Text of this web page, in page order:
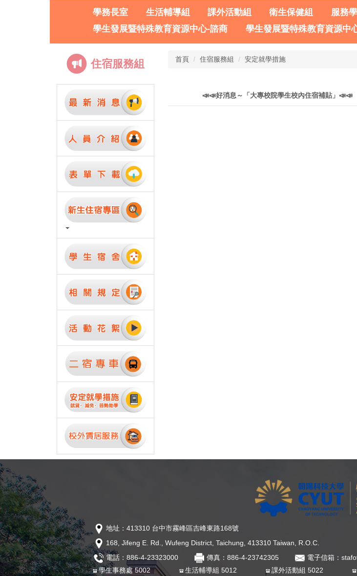
學務長室 生活輔導組 課外活動組 衛生保健組 服務
學生發展暨特殊教育資源中心-諮商
學生發展暨特殊教育資源中
住宿服務組 首頁 住宿服務組 安定就學措施
📣📣好消息～「大專校院學生校內住宿補貼」📣📣
地址：413310 台中市霧峰區吉峰東路168號
168, Jifeng E. Rd., Wufeng District, Taichung, 413310 Taiwan, R.O.C.
電話：886-4-23323000
傳真：886-4-23742305
電子信箱：
學生事務處 5002
生活輔導組 5012 課外活動組 5022